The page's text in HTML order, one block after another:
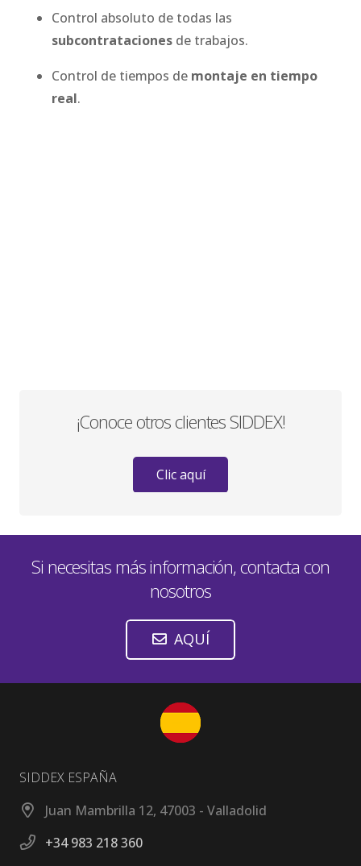
Control absoluto de todas las
subcontrataciones de trabajos.
Control de tiempos de montaje en tiempo
real.
¡Conoce otros clientes SIDDEX!
Clic aquí
Si necesitas más información, contacta con
nosotros
AQUÍ
SIDDEX ESPAÑA
Juan Mambrilla 12, 47003 - Valladolid
+34 983 218 360